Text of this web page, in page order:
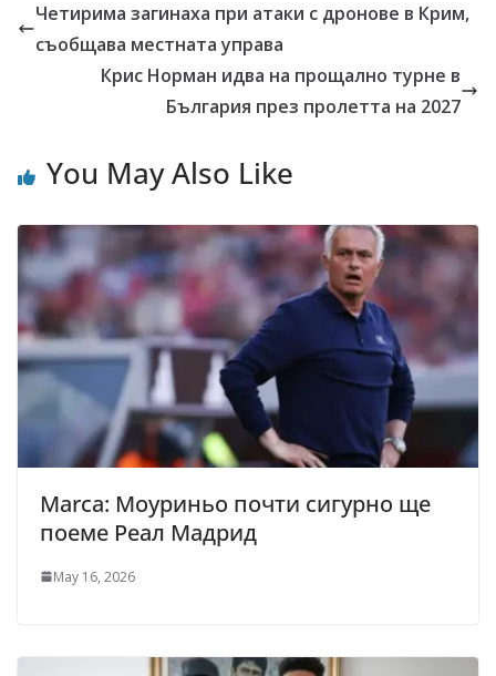
Четирима загинаха при атаки с дронове в Крим,
съобщава местната управа
Крис Норман идва на прощално турне в
България през пролетта на 2027
You May Also Like
Marca: Моуриньо почти сигурно ще
поеме Реал Мадрид
May 16, 2026